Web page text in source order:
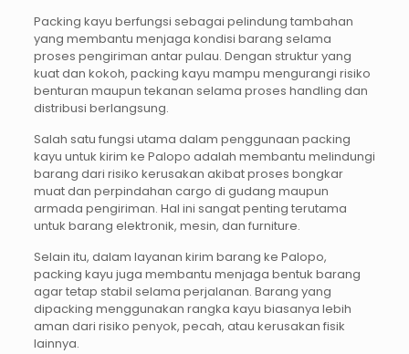
Packing kayu berfungsi sebagai pelindung tambahan
yang membantu menjaga kondisi barang selama
proses pengiriman antar pulau. Dengan struktur yang
kuat dan kokoh, packing kayu mampu mengurangi risiko
benturan maupun tekanan selama proses handling dan
distribusi berlangsung.
Salah satu fungsi utama dalam penggunaan packing
kayu untuk kirim ke Palopo adalah membantu melindungi
barang dari risiko kerusakan akibat proses bongkar
muat dan perpindahan cargo di gudang maupun
armada pengiriman. Hal ini sangat penting terutama
untuk barang elektronik, mesin, dan furniture.
Selain itu, dalam layanan kirim barang ke Palopo,
packing kayu juga membantu menjaga bentuk barang
agar tetap stabil selama perjalanan. Barang yang
dipacking menggunakan rangka kayu biasanya lebih
aman dari risiko penyok, pecah, atau kerusakan fisik
lainnya.